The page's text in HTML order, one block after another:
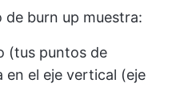
de burn up muestra:
(tus puntos de
el eje vertical (eje